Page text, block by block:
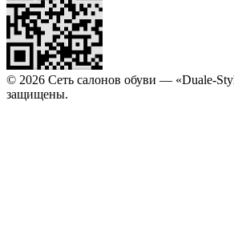
© 2026 Сеть салонов обуви — «Duale-
защищены.